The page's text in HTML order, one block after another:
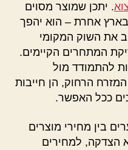
. יתכן שמוצר מסוים
אחרת – הוא יהפך
את השוק המקומי
המתחרים הקיימים.
להתמודד מול
הרחוק, הן חייבות
ככל האפשר.
בין מחירי מוצרים
הצדקה, למחירים